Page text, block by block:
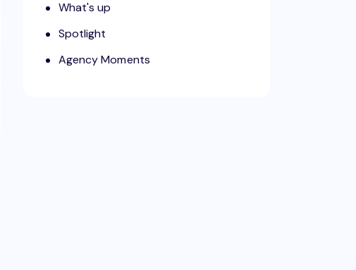
What's up
Spotlight
Agency Moments